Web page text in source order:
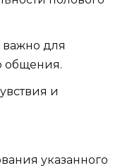
для
общения.
и
указанного